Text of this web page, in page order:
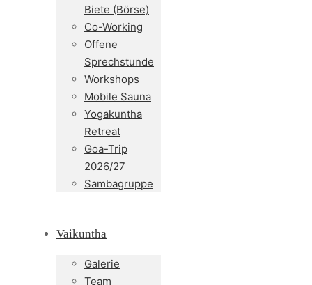
Biete (Börse)
Co-Working
Offene
Sprechstunde
Workshops
Mobile Sauna
Yogakuntha
Retreat
Goa-Trip
2026/27
Sambagruppe
Vaikuntha
Galerie
Team